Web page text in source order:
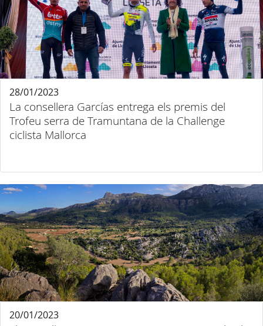
La consellera Garcías entrega els premis del
Trofeu serra de Tramuntana de la Challenge
ciclista Mallorca
28/01/2023
20/01/2023